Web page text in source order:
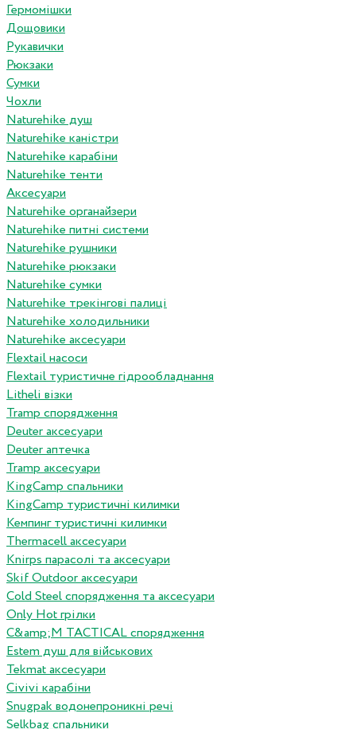
Гермомішки
Дощовики
Рукавички
Рюкзаки
Сумки
Чохли
Naturehike душ
Naturehike каністри
Naturehike карабіни
Naturehike тенти
Аксесуари
Naturehike органайзери
Naturehike питні системи
Naturehike рушники
Naturehike рюкзаки
Naturehike сумки
Naturehike трекінгові палиці
Naturehike холодильники
Naturehike аксесуари
Flextail насоси
Flextail туристичне гідрообладнання
Litheli візки
Tramp спорядження
Deuter аксесуари
Deuter аптечка
Tramp аксесуари
KingCamp спальники
KingCamp туристичні килимки
Кемпинг туристичні килимки
Thermacell аксесуари
Knirps парасолі та аксесуари
Skif Outdoor аксесуари
Cold Steel спорядження та аксесуари
Only Hot грілки
C&amp;M TACTICAL спорядження
Estem душ для військових
Tekmat аксесуари
Сivivi карабіни
Snugpak водонепроникні речі
Selkbag спальники